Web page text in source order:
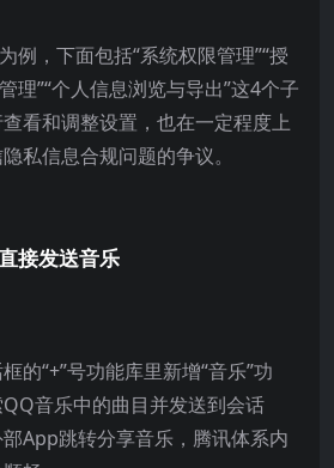
例，下面包括“系统权限管理”“授
理”“个人信息浏览与导出”这4个子
看和调整设置，也在一定程度上
私信息合规问题的争议。
接发送音乐
的“+”号功能库里新增“音乐”功
音乐中的曲目并发送到会话
App跳转分享音乐，腾讯体系内